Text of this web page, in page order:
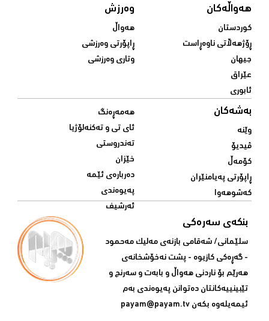
هەواڵەکان
کوردستان
ڕۆژهەڵاتی ناوەڕاست
جیهان
عێراق
ئابوری
وەرزش
هەواڵ
ڕاپۆرتی وەرزشی
وتاری وەرزشی
بەشەکان
وێنە
ڤیدیۆ
کۆمەڵ
ڕاپۆرتی پەیامنێران
کەشوهەوا
هەمەڕەنگ
ئای تی و تەکنەلۆژیا
تەندروستی
خێزان
دەربارەی ئێمە
پەیوەندی
ئەرشیف
بنکەی سەرەکی
سلێمانی/ شه‌قامی بازنه‌ی مه‌لیک مه‌حمود
- گه‌ڕه‌کی کازیوه‌ - پشت نه‌خۆشخانه‌ی‌
هه‌رێم بۆ ناردنی‌ هه‌واڵ و بابه‌ت و سه‌رنج و
تێبینییه‌كانتان ده‌توانن په‌یوه‌ندی‌ به‌م
ئیمه‌یله‌وه‌ بكه‌ن payam@payam.tv